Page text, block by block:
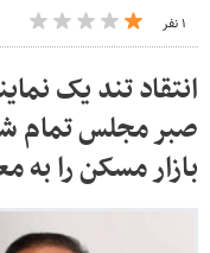
۱ نفر
انتقاد تند یک
صبر مجلس تمام
بازار مسکن را به